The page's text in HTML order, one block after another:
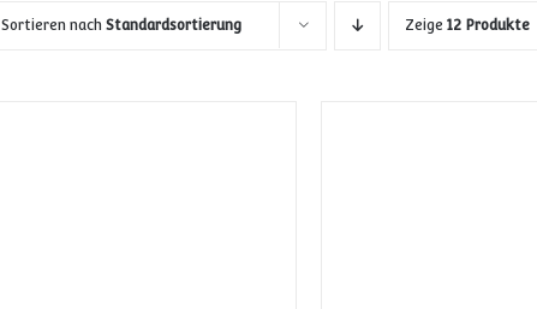
Sortieren nachStandardsortierung Zeige12 Produkte